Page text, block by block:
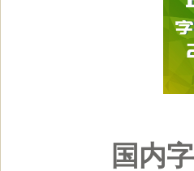
国内字